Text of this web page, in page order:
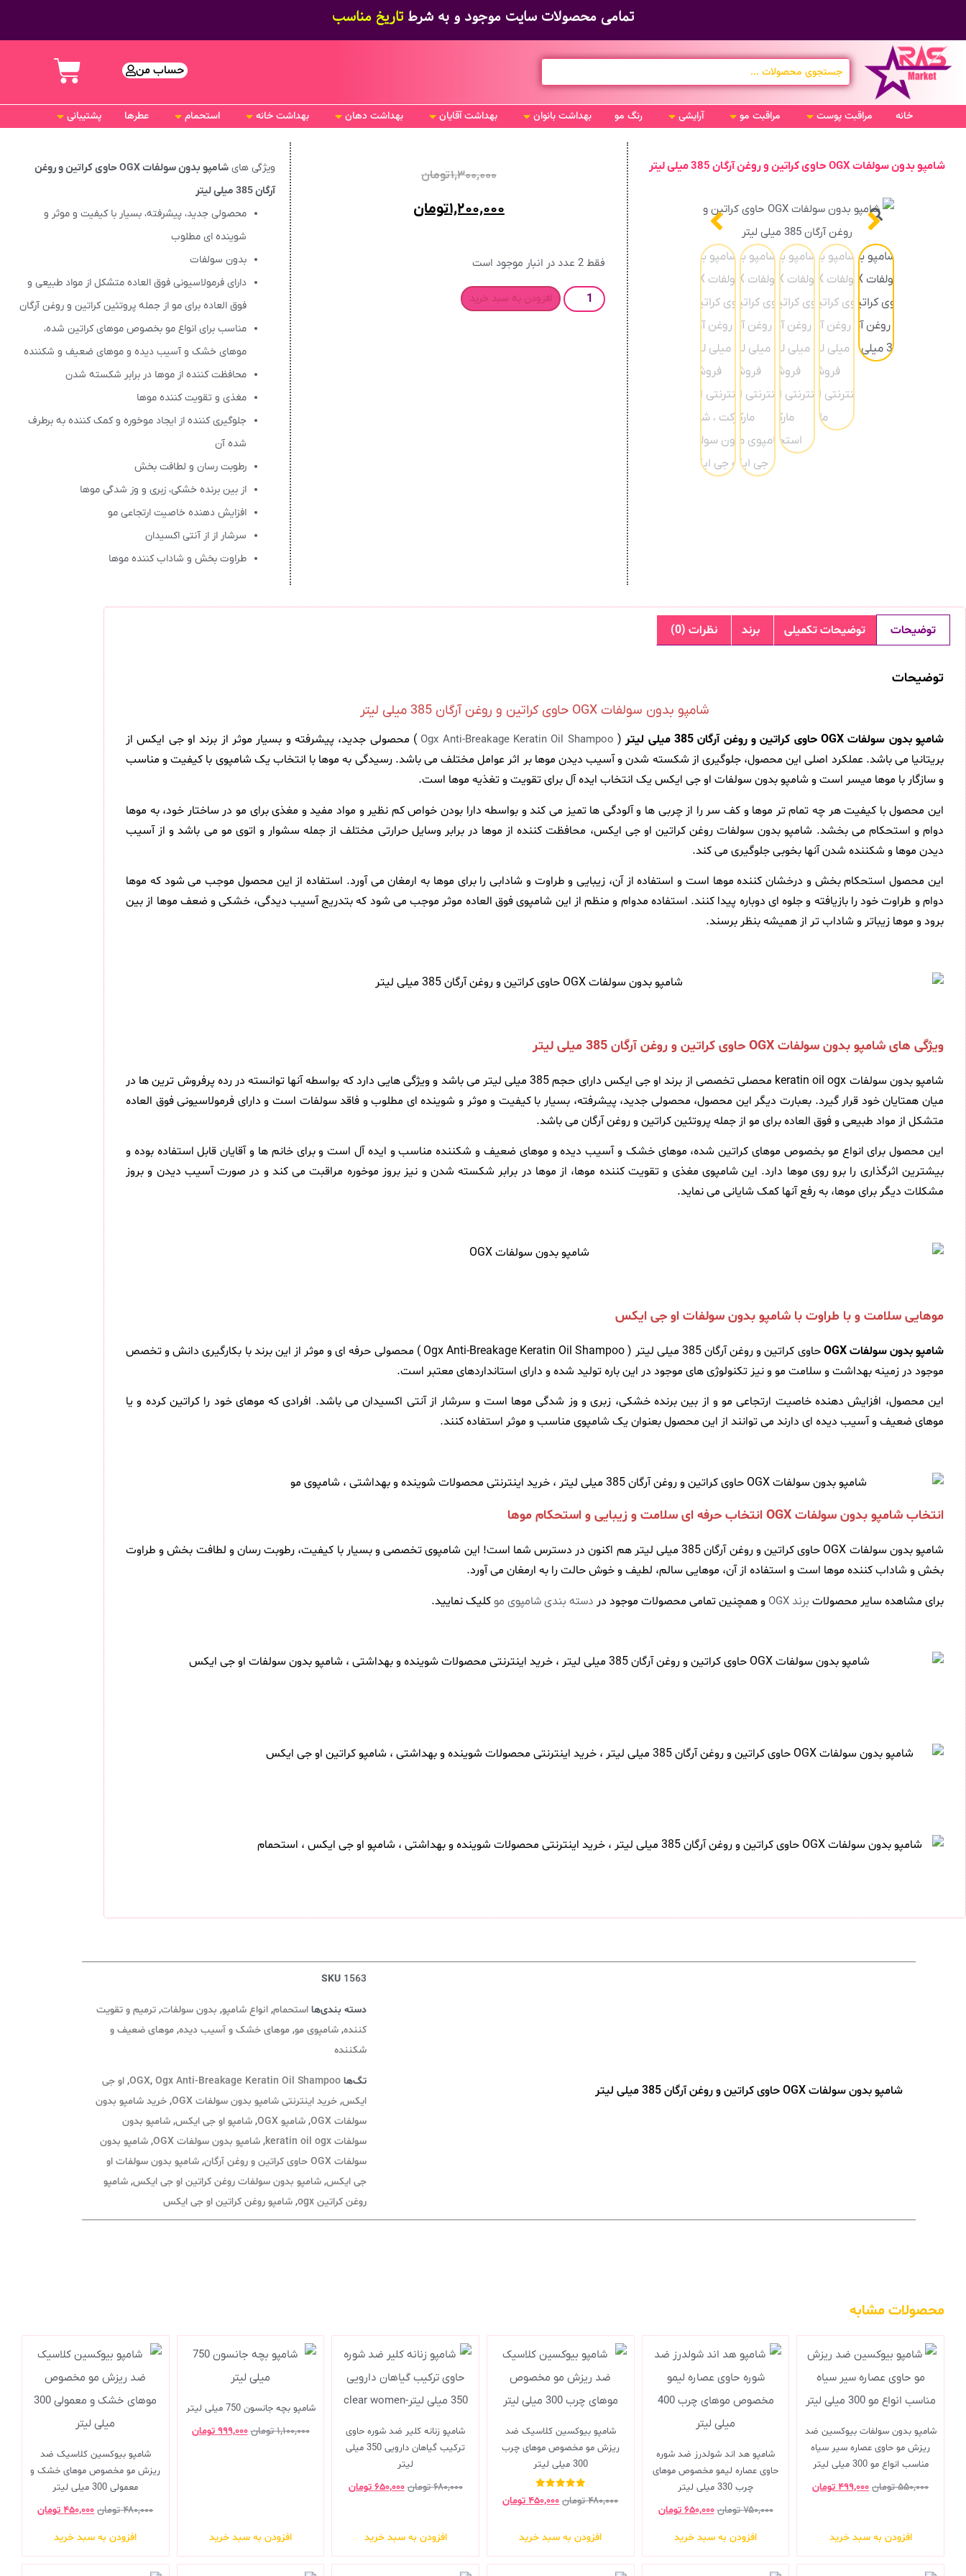
تمامی محصولات سایت موجود و به شرط تاریخ مناسب
حساب من
خانه مراقبت پوست مراقبت مو آرایشی رنگ مو بهداشت بانوان بهداشت آقایان بهداشت دهان بهداشت خانه استحمام عطرها پشتیبانی
شامپو بدون سولفات OGX حاوی کراتین و روغن آرگان 385 میلی لیتر
۱,۳۰۰,۰۰۰تومان
۱,۲۰۰,۰۰۰تومان
فقط 2 عدد در انبار موجود است
افزودن به سبد خرید
ویژگی های
شامپو بدون سولفات OGX حاوی کراتین و روغن
آرگان 385 میلی لیتر
محصولی جدید، پیشرفته، بسیار با کیفیت و موثر و
شوینده ای مطلوب
بدون سولفات
دارای فرمولاسیونی فوق العاده متشکل از مواد طبیعی و
فوق العاده برای مو از جمله پروتئین کراتین و روغن آرگان
مناسب برای انواع مو بخصوص موهای کراتین شده،
موهای خشک و آسیب دیده و موهای ضعیف و شکننده
محافظت کننده از موها در برابر شکسته شدن
مغذی و تقویت کننده موها
جلوگیری کننده از ایجاد موخوره و کمک کننده به برطرف
شده آن
رطوبت رسان و لطافت بخش
از بین برنده خشکی، زبری و وز شدگی موها
افزایش دهنده خاصیت ارتجاعی مو
سرشار از از آنتی اکسیدان
طراوت بخش و شاداب کننده موها
توضیحات توضیحات تکمیلی برند نظرات (0)
توضیحات
شامپو بدون سولفات OGX حاوی کراتین و روغن آرگان 385 میلی لیتر
شامپو بدون سولفات OGX حاوی کراتین و روغن آرگان 385 میلی لیتر (
Ogx Anti-Breakage Keratin Oil Shampoo) محصولی جدید، پیشرفته و بسیار موثر از برند او جی ایکس از
بریتانیا می باشد. عملکرد اصلی این محصول، جلوگیری از شکسته شدن و آسیب دیدن موها بر اثر عوامل مختلف می باشد. رسیدگی به موها با انتخاب یک شامپوی با کیفیت و مناسب
و سازگار با موها میسر است و شامپو بدون سولفات او جی ایکس یک انتخاب ایده آل برای تقویت و تغذیه موها است.
این محصول با کیفیت هر چه تمام تر موها و کف سر را از چربی ها و آلودگی ها تمیز می کند و بواسطه دارا بودن خواص کم نظیر و مواد مفید و مغذی برای مو در ساختار خود، به موها
دوام و استحکام می بخشد. شامپو بدون سولفات روغن کراتین او جی ایکس، محافظت کننده از موها در برابر وسایل حرارتی مختلف از جمله سشوار و اتوی مو می باشد و از آسیب
دیدن موها و شکننده شدن آنها بخوبی جلوگیری می کند.
این محصول استحکام بخش و درخشان کننده موها است و استفاده از آن، زیبایی و طراوت و شادابی را برای موها به ارمغان می آورد. استفاده از این محصول موجب می شود که موها
دوام و طراوت خود را بازیافته و جلوه ای دوباره پیدا کنند. استفاده مدوام و منظم از این شامپوی فوق العاده موثر موجب می شود که بتدریج آسیب دیدگی، خشکی و ضعف موها از بین
برود و موها زیباتر و شاداب تر از همیشه بنظر برسند.
ویژگی های شامپو بدون سولفات OGX حاوی کراتین و روغن آرگان 385 میلی لیتر
شامپو بدون سولفات keratin oil ogx محصلی تخصصی از برند او جی ایکس دارای حجم 385 میلی لیتر می باشد و ویژگی هایی دارد که بواسطه آنها توانسته در رده پرفروش ترین ها در
میان همتایان خود قرار گیرد. بعبارت دیگر این محصول، محصولی جدید، پیشرفته، بسیار با کیفیت و موثر و شوینده ای مطلوب و فاقد سولفات است و دارای فرمولاسیونی فوق العاده
متشکل از مواد طبیعی و فوق العاده برای مو از جمله پروتئین کراتین و روغن آرگان می باشد.
این محصول برای انواع مو بخصوص موهای کراتین شده، موهای خشک و آسیب دیده و موهای ضعیف و شکننده مناسب و ایده آل است و برای خانم ها و آقایان قابل استفاده بوده و
بیشترین اثرگذاری را برو روی موها دارد. این شامپوی مغذی و تقویت کننده موها، از موها در برابر شکسته شدن و نیز بروز موخوره مراقبت می کند و در صورت آسیب دیدن و بروز
مشکلات دیگر برای موها، به رفع آنها کمک شایانی می نماید.
موهایی سلامت و با طراوت با شامپو بدون سولفات او جی ایکس
شامپو بدون سولفات OGX
حاوی کراتین و روغن آرگان 385 میلی لیتر ( Ogx Anti-Breakage Keratin Oil Shampoo ) محصولی حرفه ای و موثر از این برند با بکارگیری دانش و تخصص
موجود در زمینه بهداشت و سلامت مو و نیز تکنولوژی های موجود در این باره تولید شده و دارای استانداردهای معتبر است.
این محصول، افزایش دهنده خاصیت ارتجاعی مو و از بین برنده خشکی، زبری و وز شدگی موها است و سرشار از آنتی اکسیدان می باشد. افرادی که موهای خود را کراتین کرده و یا
موهای ضعیف و آسیب دیده ای دارند می توانند از این محصول بعنوان یک شامپوی مناسب و موثر استفاده کنند.
انتخاب شامپو بدون سولفات OGX انتخاب حرفه ای سلامت و زیبایی و استحکام موها
شامپو بدون سولفات OGX حاوی کراتین و روغن آرگان 385 میلی لیتر هم اکنون در دسترس شما است! این شامپوی تخصصی و بسیار با کیفیت، رطوبت رسان و لطافت بخش و طراوت
بخش و شاداب کننده موها است و استفاده از آن، موهایی سالم، لطیف و خوش حالت را به ارمغان می آورد.
برای مشاهده سایر محصولات برند OGX و همچنین تمامی محصولات موجود در دسته بندی شامپوی مو کلیک نمایید.
شامپو بدون سولفات OGX حاوی کراتین و روغن آرگان 385 میلی لیتر
SKU 1563
دسته بندی‌ها استحمام, انواع شامپو, بدون سولفات, ترمیم و تقویت
کننده, شامپوی مو, موهای خشک و آسیب دیده, موهای ضعیف و
شکننده
تگ‌ها OGX, Ogx Anti-Breakage Keratin Oil Shampoo
, او جی
ایکس, خرید اینترنتی شامپو بدون سولفات OGX , خرید شامپو بدون
سولفات OGX
, شامپو OGX , شامپو او جی ایکس, شامپو بدون
سولفات keratin oil ogx
, شامپو بدون سولفات OGX , شامپو بدون
سولفات OGX حاوی کراتین و روغن آرگان
, شامپو بدون سولفات او
جی ایکس, شامپو بدون سولفات روغن کراتین او جی ایکس, شامپو
روغن کراتین ogx
, شامپو روغن کراتین او جی ایکس
محصولات مشابه
شامپو بدون سولفات بیوکسین ضد
ریزش مو حاوی عصاره سیر سیاه
مناسب انواع مو 300 میلی لیتر
۵۵۰,۰۰۰ تومان ۴۹۹,۰۰۰ تومان
افزودن به سبد خرید
شامپو هد اند شولدرز ضد شوره
حاوی عصاره لیمو مخصوص موهای
چرب 330 میلی لیتر
۷۵۰,۰۰۰ تومان ۶۵۰,۰۰۰ تومان
افزودن به سبد خرید
شامپو بیوکسین کلاسیک ضد
ریزش مو مخصوص موهای چرب
300 میلی لیتر
5.00
۴۸۰,۰۰۰ تومان ۴۵۰,۰۰۰ تومان
افزودن به سبد خرید
شامپو زنانه کلیر ضد شوره حاوی
ترکیب گیاهان دارویی 350 میلی
لیتر
۶۸۰,۰۰۰ تومان ۶۵۰,۰۰۰ تومان
افزودن به سبد خرید
شامپو بچه جانسون 750 میلی لیتر
۱,۱۰۰,۰۰۰ تومان ۹۹۹,۰۰۰ تومان
افزودن به سبد خرید
شامپو بیوکسین کلاسیک ضد
ریزش مو مخصوص موهای خشک و
معمولی 300 میلی لیتر
۴۸۰,۰۰۰ تومان ۴۵۰,۰۰۰ تومان
افزودن به سبد خرید